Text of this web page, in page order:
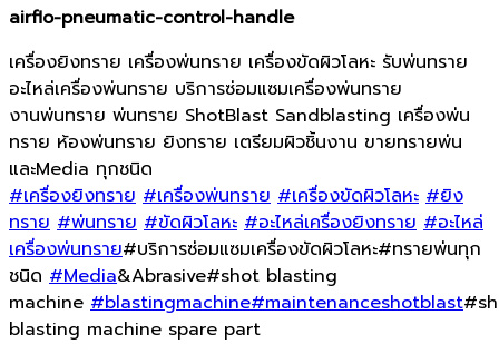
airflo-pneumatic-control-handle
เครื่องยิงทราย เครื่องพ่นทราย เครื่องขัดผิวโลหะ รับพ่นทราย
อะไหล่เครื่องพ่นทราย บริการซ่อมแซมเครื่องพ่นทราย
งานพ่นทราย พ่นทราย ShotBlast Sandblasting เครื่องพ่น
ทราย ห้องพ่นทราย ยิงทราย เตรียมผิวชิ้นงาน ขายทรายพ่น
และMedia ทุกชนิด
#เครื่องยิงทราย #เครื่องพ่นทราย #เครื่องขัดผิวโลหะ #ยิง
ทราย #พ่นทราย #ขัดผิวโลหะ #อะไหล่เครื่องยิงทราย #อะไหล่
เครื่องพ่นทราย#บริการซ่อมแซมเครื่องขัดผิวโลหะ#ทรายพ่นทุก
ชนิด #Media&Abrasive#shot blasting
machine #blastingmachine#maintenanceshotblast
blasting machine spare part